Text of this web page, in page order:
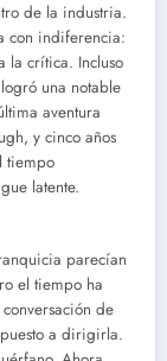
de la industria.
con indiferencia:
la crítica. Incluso
una notable
aventura
y cinco años
tiempo
latente.
parecían
el tiempo ha
de
a dirigirla.